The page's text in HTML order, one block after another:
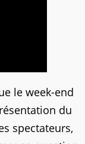
le week-end
du
spectateurs,